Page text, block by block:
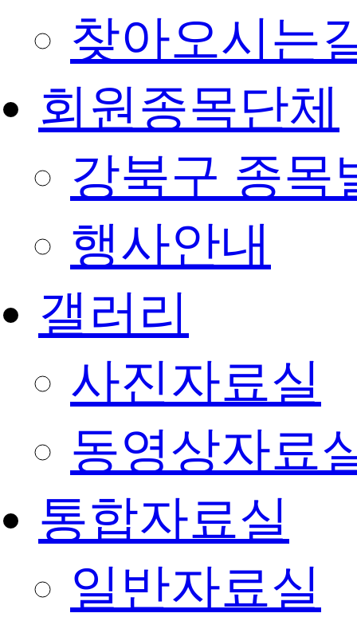
찾아오시는
회원종목단체
강북구 종목
행사안내
갤러리
사진자료실
동영상자료
통합자료실
일반자료실